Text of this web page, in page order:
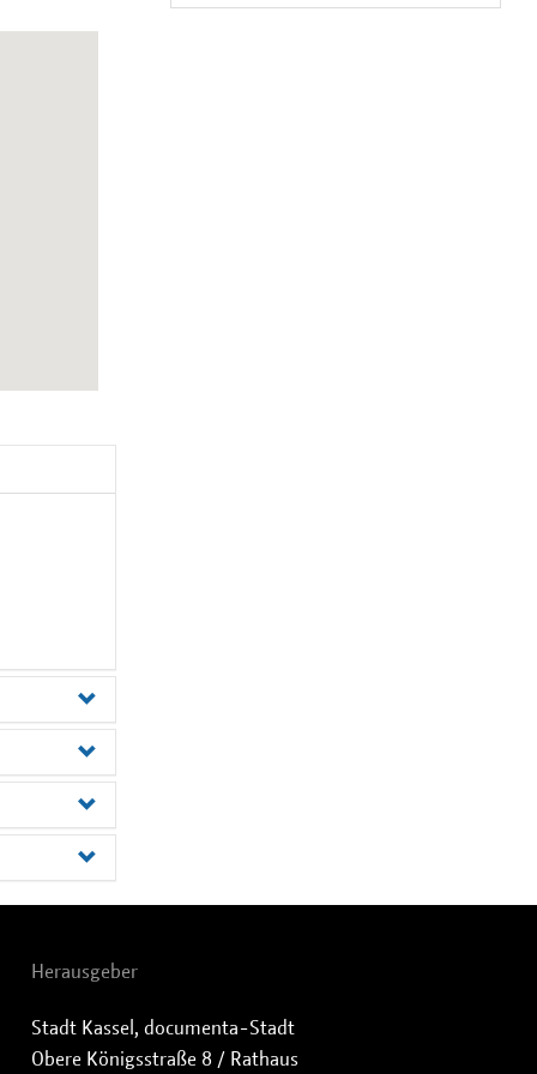
Herausgeber
Stadt Kassel, documenta-Stadt
Obere Königsstraße 8 / Rathaus